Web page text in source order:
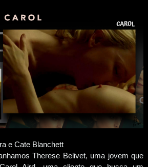
e Cate Blanchett
Therese Belivet, uma jovem que